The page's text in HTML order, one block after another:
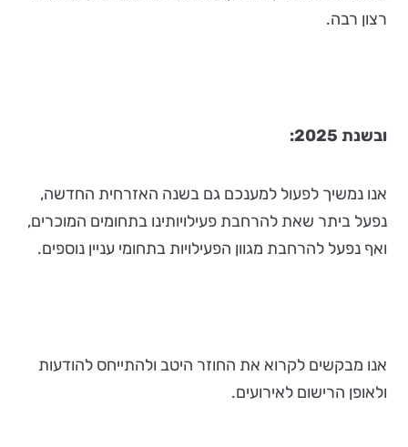
רצון רבה.
ובשנת 2025:
אנו נמשיך לפעול למענכם גם בשנה האזרחית החדשה,
נפעל ביתר שאת להרחבת פעילויותינו בתחומים המוכרים,
ואף נפעל להרחבת מגוון הפעילויות בתחומי עניין נוספים.
אנו מבקשים לקרוא את החוזר היטב ולהתייחס להודעות
ולאופן הרישום לאירועים.